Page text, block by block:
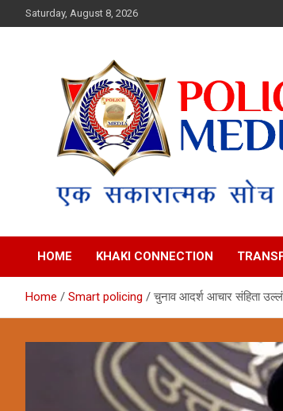
to
Saturday, August 8, 2026
Police Media
HOME KHAKI CONNECTION
Home Smart policing चुनाव आदर्श आचार संहिता